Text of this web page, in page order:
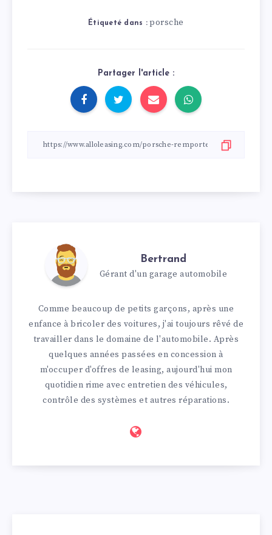
Étiqueté dans : porsche
Partager l'article :
Bertrand
Gérant d'un garage automobile
Comme beaucoup de petits garçons, après une
enfance à bricoler des voitures, j'ai toujours rêvé de
travailler dans le domaine de l'automobile. Après
quelques années passées en concession à
m'occuper d'offres de leasing, aujourd'hui mon
quotidien rime avec entretien des véhicules,
contrôle des systèmes et autres réparations.